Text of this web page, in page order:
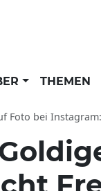
THEMEN
Instagram: Too Hot